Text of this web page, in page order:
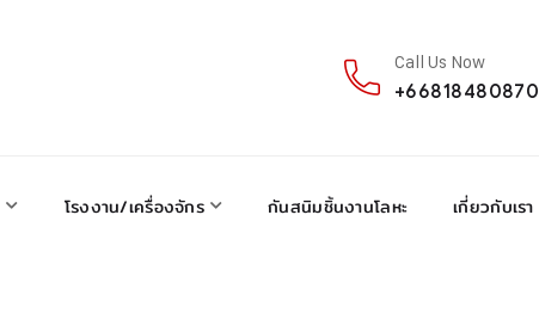
Call Us Now
+66818480870
โรงงาน/เครื่องจักร กันสนิมชิ้นงานโลหะ เกี่ยวกับเรา